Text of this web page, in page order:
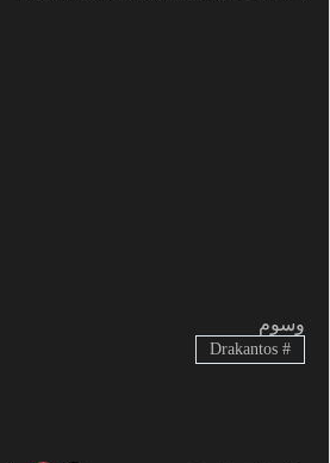
وسوم
#
Drakantos